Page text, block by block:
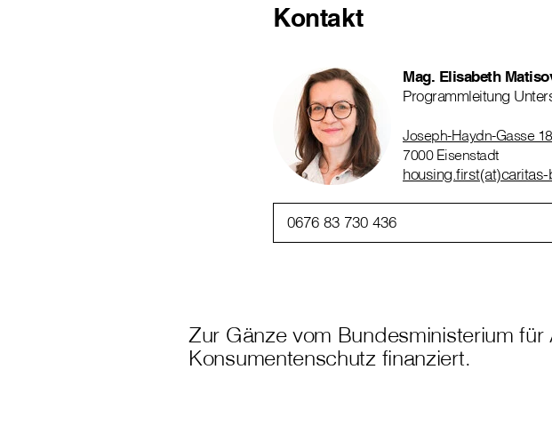
Kontakt
Mag. Elisabeth
Programmleitung
Joseph-Haydn-Gasse
7000 Eisenstadt
0676 83 730 436
Zur Gänze vom Bundesministerium
Konsumentenschutz finanziert.